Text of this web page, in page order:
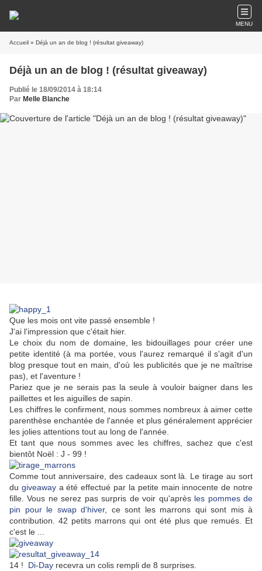
MENU
Accueil » Déjà un an de blog ! (résultat giveaway)
Déjà un an de blog ! (résultat giveaway)
Publié le 18/09/2014 à 18:14
Par Melle Blanche
Que les mois ont vite passé ensemble !
J'ai l'impression que c'était hier.
Le choix du nom de domaine, les bidouillages pour créer une
petite identité (à ma portée, vous l'aurez remarqué il s'agit d'un
blog presque tout en main, d'où les publicités que je ne maîtrise
pas), et l'aventure !
Pariez que je ne serais pas la seule à vouloir baigner dans les
paillettes et les aiguilles de sapin.
Les chiffres le confirment, nous sommes nombreux à aimer cette
parenthèse enchantée de l'année et plus généralement apprécier
les jolies attentions tout au long de l'année.
Et tant que nous sommes avec les chiffres, sachez que c'est
bientôt Noël : J - 99 !
Comme tout anniversaire, des cadeaux sont là. Le tirage au sort
du giveawaya été effectué par la petite main innocente de notre
fille. Vous ne serez pas surpris de voir qu'après les pommes de
pin pour le swap d'hiver, ce sont les marrons qui sont mis à
contribution. 42 petits marrons qui ont été plus que remués. Et
c'est le ...
14 ! Di-Day recevra un colis rempli de 8 surprises.